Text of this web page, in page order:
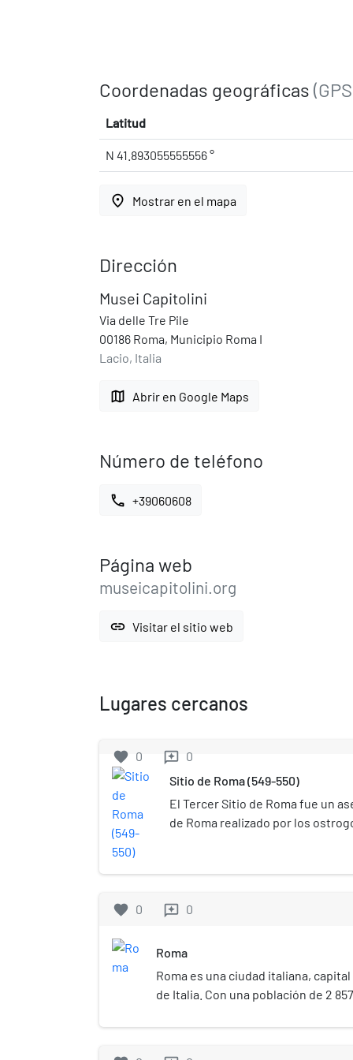
Coordenadas geográficas
Latitud
N 41.893055555556 °
place Mostrar en el mapa
Dirección
Musei Capitolini
Via delle Tre Pile
00186 Roma, Municipio Roma I
Lacio, Italia
map Abrir en Google Maps
Número de teléfono
call +39060608
Página web
museicapitolini.org
link Visitar el sitio web
Lugares cercanos
favorite 0 reviews 0
Sitio de Roma (549-550)
El Tercer Sitio de Roma fue un
de Roma realizado por los
favorite 0 reviews 0
Roma
Roma es una ciudad italiana,
de Italia. Con una población de 2
poblada de la Unión Europea.[4]​